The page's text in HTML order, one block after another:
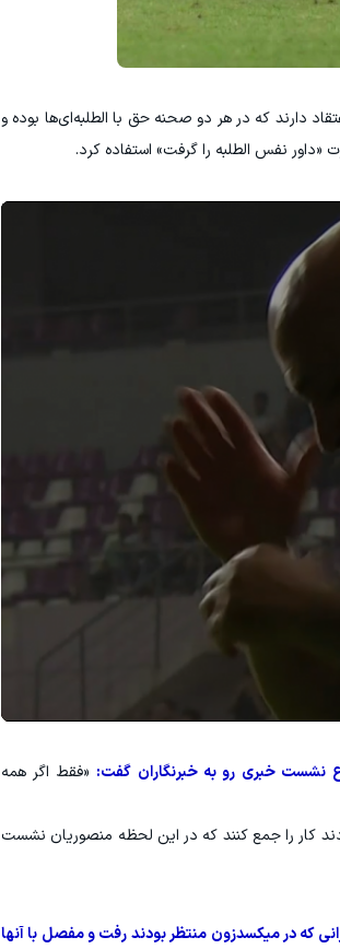
دارند که در هر دو صحنه حق با الطلبه‌ای‌ها بوده و
نفس الطلبه را گرفت» استفاده کرد.
نشست خبری رو به خبرنگاران گفت: «فقط اگر همه
کار را جمع کنند که در این لحظه منصوریان نشست
که در میکسدزون منتظر بودند رفت و مفصل با آنها